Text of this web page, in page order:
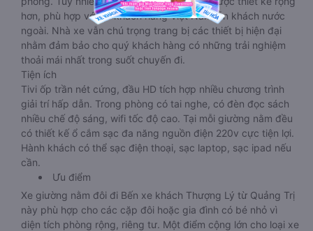
hơn, phù hợp với cả khách hàng Việt Nam lẫn khách nước
ngoài. Nhà xe vẫn chú trọng trang bị các thiết bị hiện đại
nhằm đảm bảo cho quý khách hàng có những trải nghiệm
thoải mái nhất trong suốt chuyến đi.
Tiện ích
Tivi ốp trần nét cứng, đầu HD tích hợp nhiều chương trình
giải trí hấp dẫn. Trong phòng có tai nghe, có đèn đọc sách
nhiều chế độ sáng, wifi tốc độ cao. Tại mỗi giường nằm đều
có thiết kế ổ cắm sạc đa năng nguồn điện 220v cực tiện lợi.
Hành khách có thể sạc điện thoại, sạc laptop, sạc ipad nếu
cần.
Ưu điểm
Xe giường nằm đôi đi Bến xe khách Thượng Lý từ Quảng Trị
này phù hợp cho các cặp đôi hoặc gia đình có bé nhỏ vì
diện tích phòng rộng, riêng tư. Một điểm cộng lớn cho loại xe